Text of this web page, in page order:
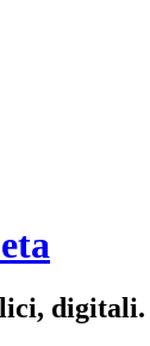
digitali.